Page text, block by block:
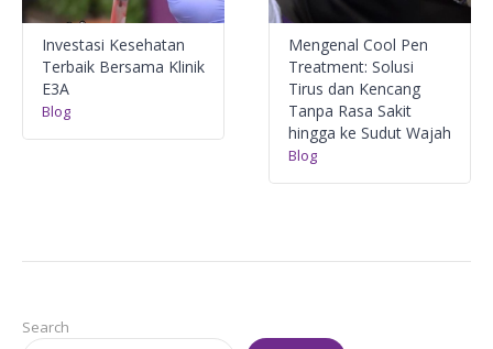
Investasi Kesehatan
Terbaik Bersama Klinik
E3A
Blog
Mengenal Cool Pen
Treatment: Solusi
Tirus dan Kencang
Tanpa Rasa Sakit
hingga ke Sudut Wajah
Blog
Search